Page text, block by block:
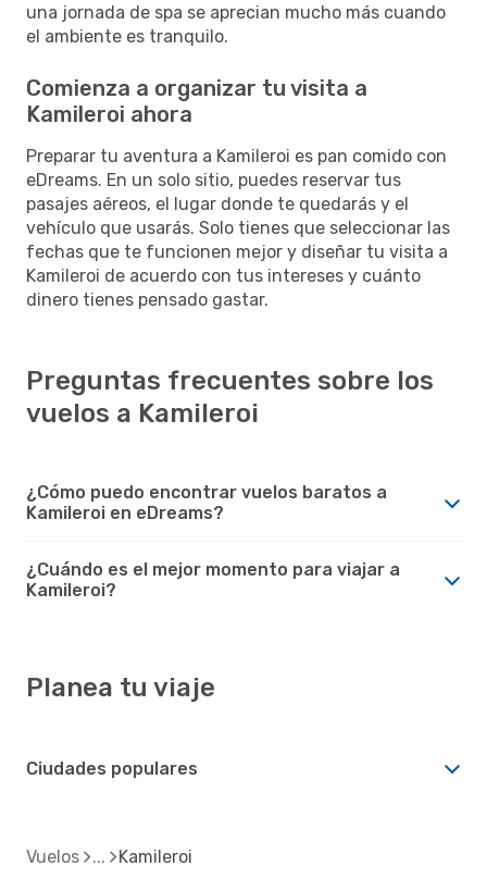
una jornada de spa se aprecian mucho más cuando
el ambiente es tranquilo.
Comienza a organizar tu visita a
Kamileroi ahora
Preparar tu aventura a Kamileroi es pan comido con
eDreams. En un solo sitio, puedes reservar tus
pasajes aéreos, el lugar donde te quedarás y el
vehículo que usarás. Solo tienes que seleccionar las
fechas que te funcionen mejor y diseñar tu visita a
Kamileroi de acuerdo con tus intereses y cuánto
dinero tienes pensado gastar.
Preguntas frecuentes sobre los
vuelos a Kamileroi
¿Cómo puedo encontrar vuelos baratos a
Kamileroi en eDreams?
¿Cuándo es el mejor momento para viajar a
Kamileroi?
Planea tu viaje
Ciudades populares
Vuelos Kamileroi